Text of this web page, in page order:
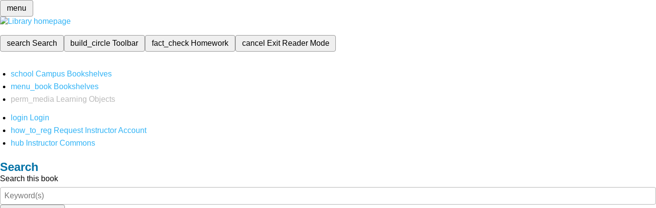
menu
search Search build_circleToolbar fact_check Homework cancel Exit Reader Mode
school Campus Bookshelves
menu_book Bookshelves
perm_media
Learning Objects
login Login
how_to_reg Request Instructor Account
hub Instructor Commons
Search
Search this book